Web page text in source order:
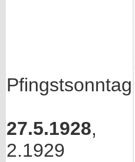
Pfingstsonntag
27.5.1928,
2.1929